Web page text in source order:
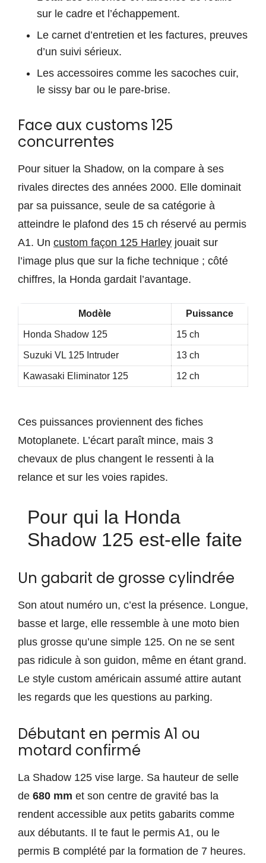
sur le cadre et l’échappement.
Le carnet d’entretien et les factures, preuves
d’un suivi sérieux.
Les accessoires comme les sacoches cuir,
le sissy bar ou le pare-brise.
Face aux customs 125
concurrentes
Pour situer la Shadow, on la compare à ses
rivales directes des années 2000. Elle dominait
par sa puissance, seule de sa catégorie à
atteindre le plafond des 15 ch réservé au permis
A1. Un custom façon 125 Harley jouait sur
l’image plus que sur la fiche technique ; côté
chiffres, la Honda gardait l’avantage.
Modèle Puissance
Honda Shadow 125 15 ch
Suzuki VL 125 Intruder 13 ch
Kawasaki Eliminator 125 12 ch
Ces puissances proviennent des fiches
Motoplanete. L’écart paraît mince, mais 3
chevaux de plus changent le ressenti à la
relance et sur les voies rapides.
Pour qui la Honda
Shadow 125 est-elle faite
Un gabarit de grosse cylindrée
Son atout numéro un, c’est la présence. Longue,
basse et large, elle ressemble à une moto bien
plus grosse qu’une simple 125. On ne se sent
pas ridicule à son guidon, même en étant grand.
Le style custom américain assumé attire autant
les regards que les questions au parking.
Débutant en permis A1 ou
motard confirmé
La Shadow 125 vise large. Sa hauteur de selle
de 680 mm et son centre de gravité bas la
rendent accessible aux petits gabarits comme
aux débutants. Il te faut le permis A1, ou le
permis B complété par la formation de 7 heures.